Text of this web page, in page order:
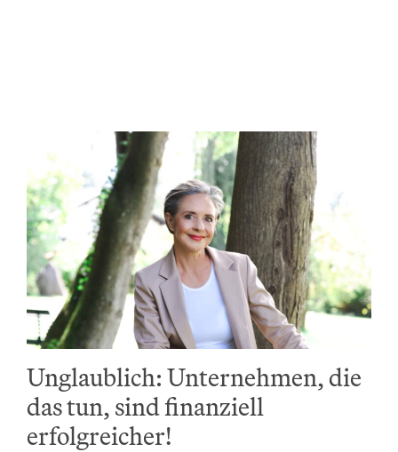
Unglaublich: Unternehmen, die
das tun, sind finanziell
erfolgreicher!